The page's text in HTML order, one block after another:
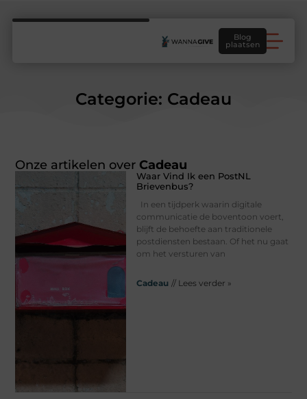
Blog
plaatsen
Categorie: Cadeau
Onze artikelen over Cadeau
Waar Vind Ik een PostNL
Brievenbus?
In een tijdperk waarin digitale
communicatie de boventoon voert,
blijft de behoefte aan traditionele
postdiensten bestaan. Of het nu gaat
om het versturen van
Cadeau // Lees verder »